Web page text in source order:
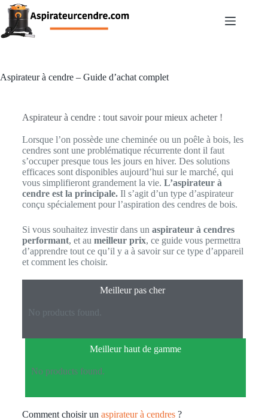
Aspirateur à cendre – Guide d’achat complet
Aspirateur à cendre : tout savoir pour mieux acheter !
Lorsque l’on possède une cheminée ou un poêle à bois, les
cendres sont une problématique récurrente dont il faut
s’occuper presque tous les jours en hiver. Des solutions
efficaces sont disponibles aujourd’hui sur le marché, qui
vous simplifieront grandement la vie. L’aspirateur à
cendre est la principale.Il s’agit d’un type d’aspirateur
conçu spécialement pour l’aspiration des cendres de bois.
Si vous souhaitez investir dans un aspirateur à cendres
performant, et au meilleur prix, ce guide vous permettra
d’apprendre tout ce qu’il y a à savoir sur ce type d’appareil
et comment les choisir.
Meilleur pas cher
No products found.
Meilleur haut de gamme
No products found.
Comment choisir un aspirateur à cendres ?